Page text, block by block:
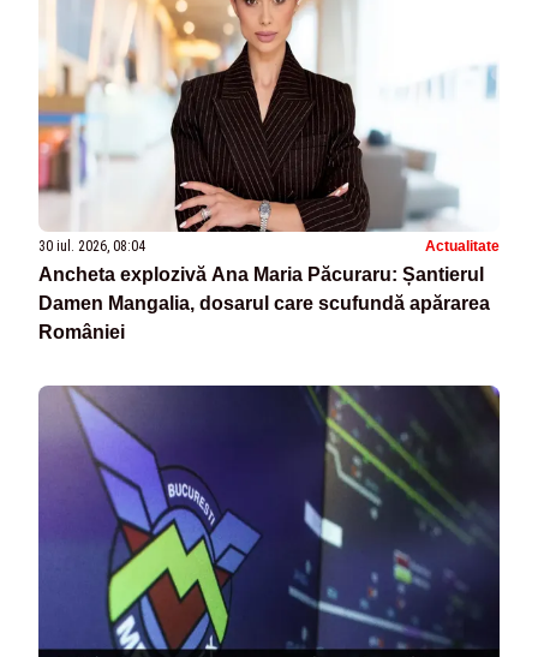
30 iul. 2026, 08:04 Actualitate
Ancheta explozivă Ana Maria Păcuraru: Șantierul
Damen Mangalia, dosarul care scufundă apărarea
României